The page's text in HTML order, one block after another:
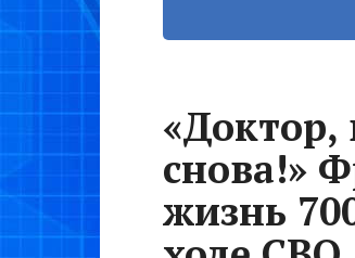
«Доктор,
снова!»
жизнь